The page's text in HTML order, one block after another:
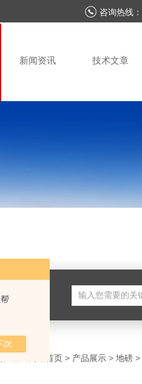
咨询热线：
新闻资讯 技术文章
网站首页 > 产品展示 > 地磅 >